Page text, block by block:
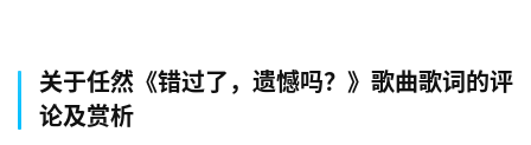
关于任然《错过了，遗憾吗？》歌曲歌词的评
论及赏析